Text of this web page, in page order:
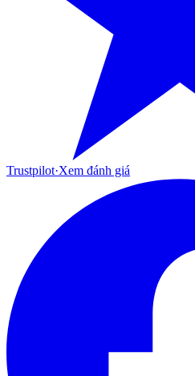
Trustpilot·Xem đánh giá